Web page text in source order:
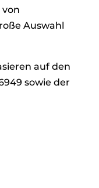
Auswahl
auf den
sowie der